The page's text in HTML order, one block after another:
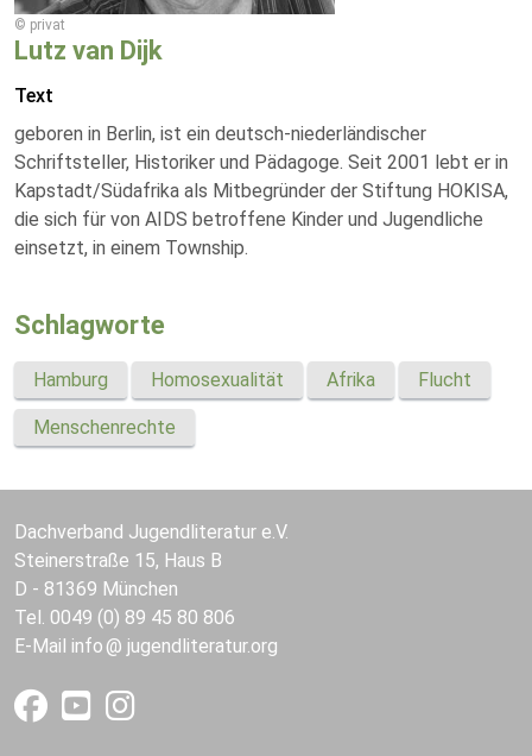
© privat
Lutz van Dijk
Text
geboren in Berlin, ist ein deutsch-niederländischer
Schriftsteller, Historiker und Pädagoge. Seit 2001 lebt er in
Kapstadt/Südafrika als Mitbegründer der Stiftung HOKISA,
die sich für von AIDS betroffene Kinder und Jugendliche
einsetzt, in einem Township.
Schlagworte
Hamburg Homosexualität Afrika Flucht
Menschenrechte
Dachverband Jugendliteratur e.V.
Steinerstraße 15, Haus B
D - 81369 München
Tel. 0049 (0) 89 45 80 806
E-Mail info jugendliteratur.org